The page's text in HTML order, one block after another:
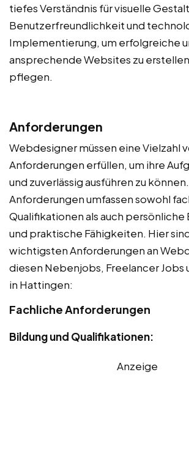
tiefes Verständnis für visuelle
Benutzerfreundlichkeit und
Implementierung, um erfolgreiche
ansprechende Websites zu
pflegen.
Anforderungen
Webdesigner müssen eine Vielzahl
Anforderungen erfüllen, um ihre
und zuverlässig ausführen zu
Anforderungen umfassen sowohl
Qualifikationen als auch
und praktische Fähigkeiten. Hier
wichtigsten Anforderungen an
diesen Nebenjobs, Freelancer Jobs
in Hattingen:
Fachliche Anforderungen
Bildung und Qualifikationen:
Anzeige